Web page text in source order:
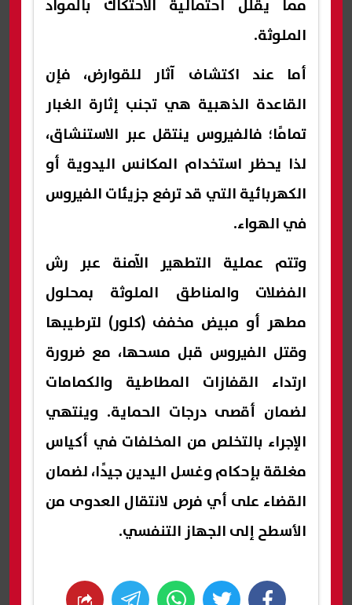
مما يقلل احتمالية الاحتكاك بالمواد
الملوثة.
أما عند اكتشاف آثار للقوارض، فإن
القاعدة الذهبية هي تجنب إثارة الغبار
تمامًا؛ فالفيروس ينتقل عبر الاستنشاق،
لذا يحظر استخدام المكانس اليدوية أو
الكهربائية التي قد ترفع جزيئات الفيروس
في الهواء.
وتتم عملية التطهير الآمنة عبر رش
الفضلات والمناطق الملوثة بمحلول
مطهر أو مبيض مخفف (كلور) لترطيبها
وقتل الفيروس قبل مسحها، مع ضرورة
ارتداء القفازات المطاطية والكمامات
لضمان أقصى درجات الحماية. وينتهي
الإجراء بالتخلص من المخلفات في أكياس
مغلقة بإحكام وغسل اليدين جيدًا، لضمان
القضاء على أي فرص لانتقال العدوى من
الأسطح إلى الجهاز التنفسي.